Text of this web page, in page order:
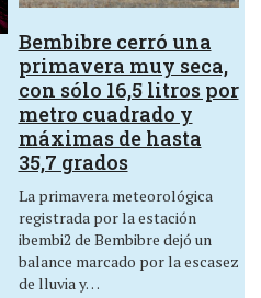
Bembibre cerró una
primavera muy seca,
con sólo 16,5 litros por
metro cuadrado y
máximas de hasta
35,7 grados
La primavera meteorológica
registrada por la estación
ibembi2 de Bembibre dejó un
balance marcado por la escasez
de lluvia y…